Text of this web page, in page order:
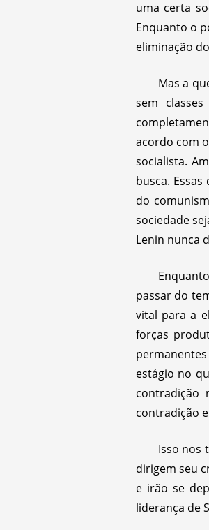
uma certa
Enquanto o
eliminação
Mas a
sem
acordo com
socialista.
busca.
do
sociedade
Lenin nunca
passar do
vital para a
forças
estágio no
contradição
contradição
Isso nos
dirigem seu
e irão se
liderança de